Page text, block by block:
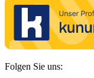
Folgen Sie uns: